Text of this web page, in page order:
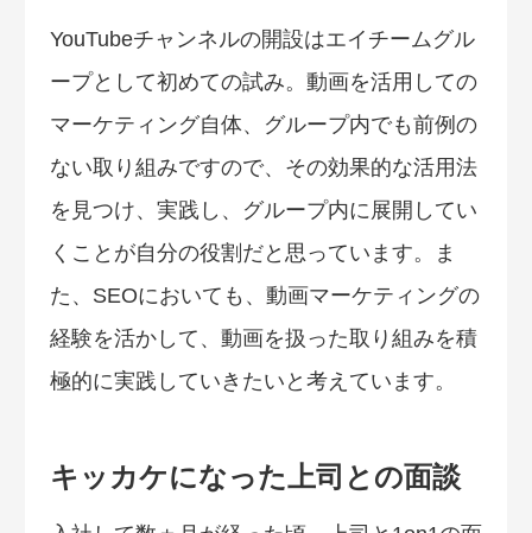
YouTubeチャンネルの開設はエイチームグル
ープとして初めての試み。動画を活用しての
マーケティング自体、グループ内でも前例の
ない取り組みですので、その効果的な活用法
を見つけ、実践し、グループ内に展開してい
くことが自分の役割だと思っています。ま
た、SEOにおいても、動画マーケティングの
経験を活かして、動画を扱った取り組みを積
極的に実践していきたいと考えています。
キッカケになった上司との面談